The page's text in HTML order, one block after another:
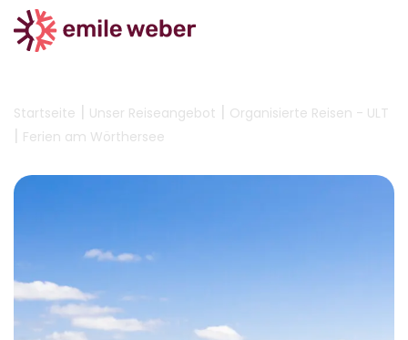
Startseite | Unser Reiseangebot | Organisierte Reisen - ULT
| Ferien am Wörthersee